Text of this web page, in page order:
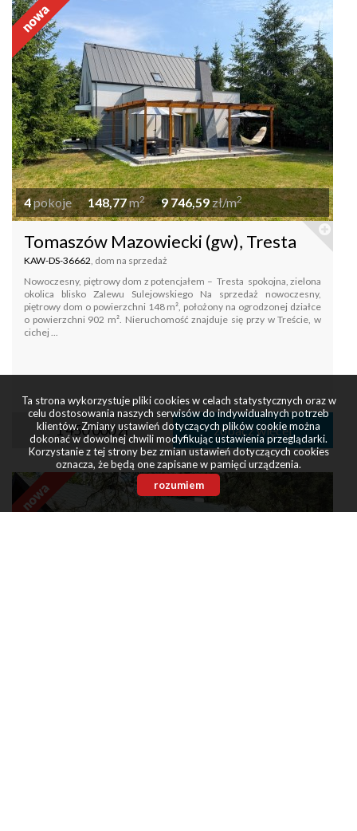
4pokoje 148,77m2 9 746,59zł/m2
Tomaszów Mazowiecki (gw), Tresta
KAW-DS-36662, dom na sprzedaż
Nowoczesny, piętrowy dom z potencjałem – Tresta spokojna, zielona
okolica blisko Zalewu Sulejowskiego Na sprzedaż nowoczesny,
piętrowy dom o powierzchni 148 m², położony na ogrodzonej działce
o powierzchni 902 m². Nieruchomość znajduje się przy w Treście, w
cichej ...
1 450 000 zł zobacz więcej
Ta strona wykorzystuje pliki cookies w celach statystycznych oraz w
celu dostosowania naszych serwisów do indywidualnych potrzeb
klientów. Zmiany ustawień dotyczących plików cookie można
dokonać w dowolnej chwili modyfikując ustawienia przeglądarki.
Korzystanie z tej strony bez zmian ustawień dotyczących cookies
oznacza, że będą one zapisane w pamięci urządzenia.
rozumiem